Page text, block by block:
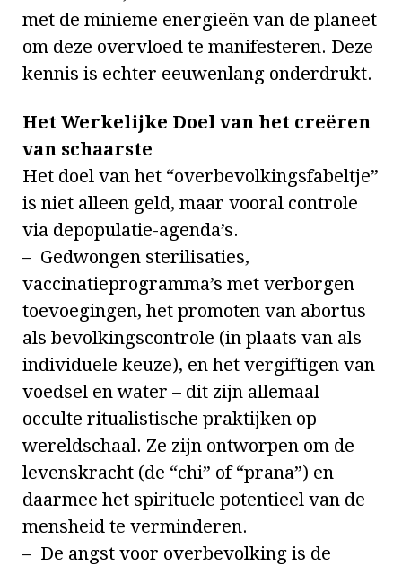
met de minieme energieën van de planeet
om deze overvloed te manifesteren. Deze
kennis is echter eeuwenlang onderdrukt.
Het Werkelijke Doel van het creëren
van schaarste
Het doel van het “overbevolkingsfabeltje”
is niet alleen geld, maar vooral controle
via depopulatie-agenda’s.
– Gedwongen sterilisaties,
vaccinatieprogramma’s met verborgen
toevoegingen, het promoten van abortus
als bevolkingscontrole (in plaats van als
individuele keuze), en het vergiftigen van
voedsel en water – dit zijn allemaal
occulte ritualistische praktijken op
wereldschaal. Ze zijn ontworpen om de
levenskracht (de “chi” of “prana”) en
daarmee het spirituele potentieel van de
mensheid te verminderen.
– De angst voor overbevolking is de